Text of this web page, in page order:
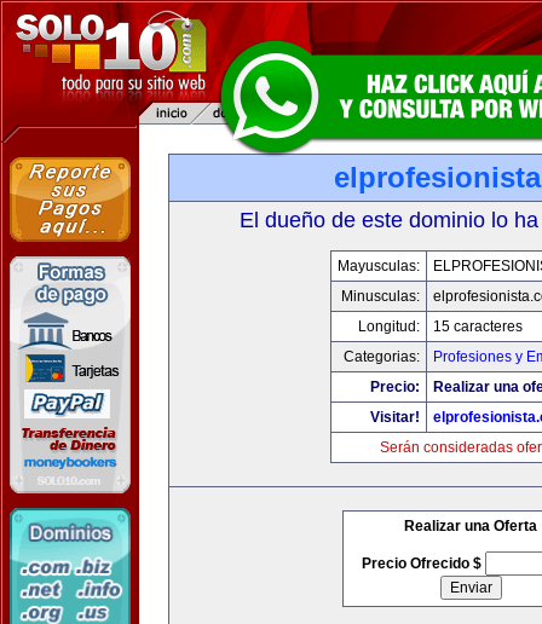
El dueño de este dominio lo
Mayusculas:
Minusculas:
Longitud:
15 caracteres
Categorias:
Profesiones y
Precio:
Realizar una
Visitar!
Serán consideradas
Realizar una Oferta
Precio Ofrecido $